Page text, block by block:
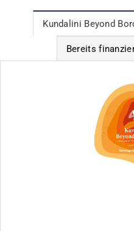
Kundalini Beyond
Bereits